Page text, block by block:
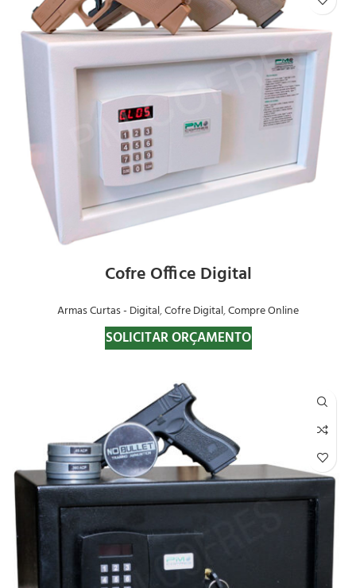
Cofre Office Digital
Armas Curtas - Digital,Cofre Digital,Compre Online
SOLICITAR ORÇAMENTO